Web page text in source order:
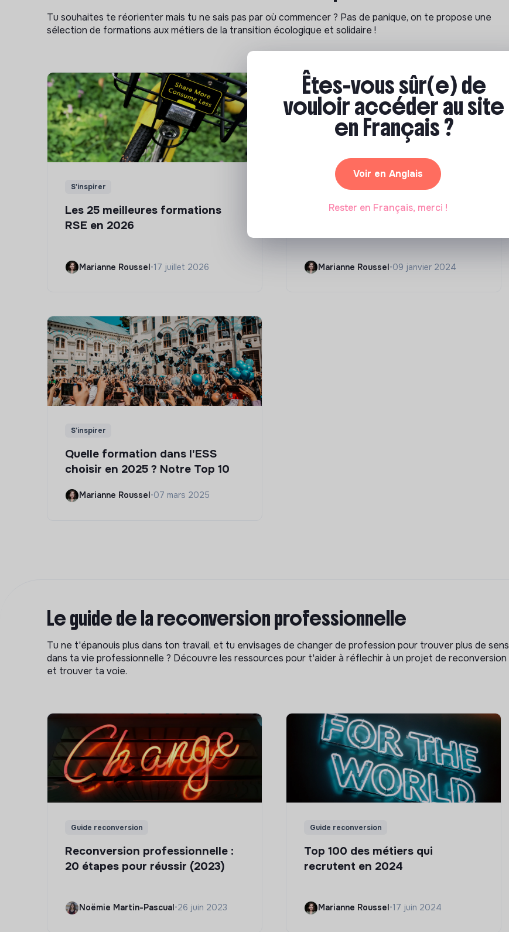
Tu souhaites te réorienter mais tu ne sais pas par où commencer ? Pas de panique, on te propose une
sélection de formations aux métiers de la transition écologique et solidaire !
S'inspirer
Les 25 meilleures formations
RSE en 2026
Marianne Roussel•17 juillet 2026
Compétences & formations
Comment se former à la
Marianne Roussel•09 janvier 2024
S'inspirer
Quelle formation dans l'ESS
choisir en 2025 ? Notre Top 10
Marianne Roussel •07 mars 2025
Le guide de la reconversion professionnelle
Tu ne t'épanouis plus dans ton travail, et tu envisages de changer de profession pour trouver plus de sens
dans ta vie professionnelle ? Découvre les ressources pour t'aider à réflechir à un projet de reconversion
et trouver ta voie.
Guide reconversion
Reconversion professionnelle :
20 étapes pour réussir (2023)
Noëmie Martin-Pascual•26 juin 2023
Guide reconversion
Top 100 des métiers qui
recrutent en 2024
Marianne Roussel•17 juin 2024
Êtes-vous sûr(e) de
vouloir accéder au site
en Français ?
Voir en Anglais
Rester en Français, merci !